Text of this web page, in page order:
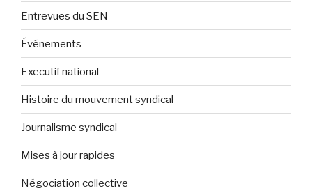
Entrevues du SEN
Événements
Executif national
Histoire du mouvement syndical
Journalisme syndical
Mises à jour rapides
Négociation collective